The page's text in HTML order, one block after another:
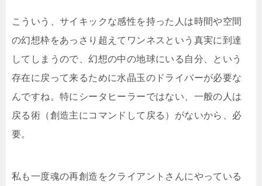
こういう、サイキックな感性を持った人は時間や空間
の幻想枠をあっさり超えてワンネスという真実に到達
してしまうので、幻想の中の地球にいる自分、という
存在に戻って来るために水晶玉のドライバーが必要な
んですね。特にシータヒーラーではない、一般の人は
戻る術（創造主にコマンドして戻る）がないから、必
要。
私も一度魂の再創造をクライアントさんにやっている